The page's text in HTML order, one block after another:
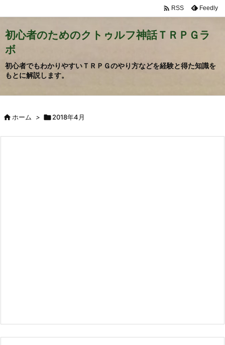
初心者のためのクトゥルフ神話ＴＲＰＧラ
ボ
初心者でもわかりやすいＴＲＰＧのやり方などを経験と得た知識を
もとに解説します。
 RSS Feedly
ホーム > 2018年4月